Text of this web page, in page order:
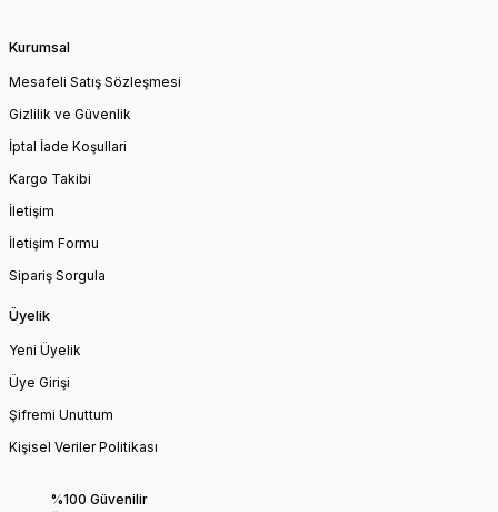
Kurumsal
Mesafeli Satış Sözleşmesi
Gizlilik ve Güvenlik
İptal İade Koşullari
Kargo Takibi
İletişim
İletişim Formu
Sipariş Sorgula
Üyelik
Yeni Üyelik
Üye Girişi
Şifremi Unuttum
Kişisel Veriler Politikası
%100 Güvenilir